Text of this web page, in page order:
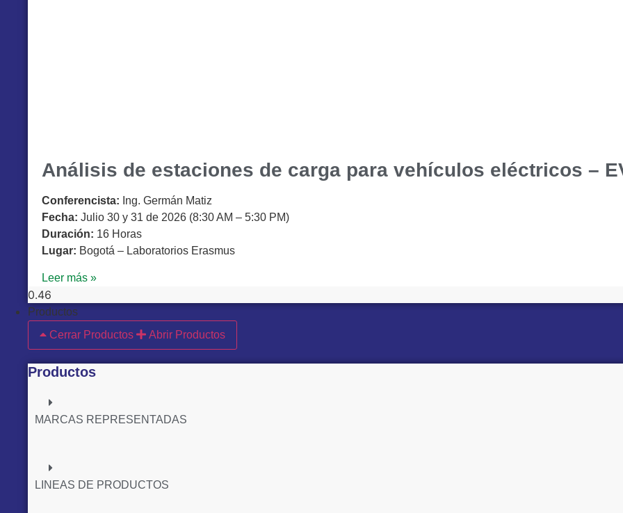
Análisis de estaciones de carga para vehículos eléctricos –
Conferencista: Ing. Germán Matiz
Fecha: Julio 30 y 31 de 2026 (8:30 AM – 5:30 PM)
Duración: 16 Horas
Lugar: Bogotá – Laboratorios Erasmus
Leer más »
Productos
Cerrar Productos
Abrir Productos
Productos
MARCAS REPRESENTADAS
LINEAS DE PRODUCTOS